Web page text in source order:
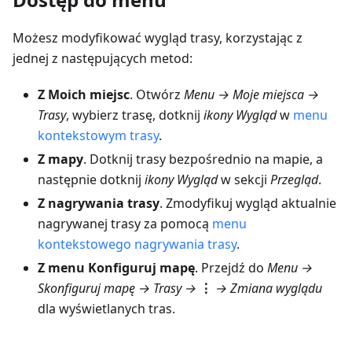
Możesz modyfikować wygląd trasy, korzystając z
jednej z następujących metod:
Z Moich miejsc. Otwórz Menu → Moje miejsca →
Trasy, wybierz trasę, dotknij ikony Wyglądw menu
kontekstowym trasy.
Z mapy. Dotknij trasy bezpośrednio na mapie, a
następnie dotknij ikony Wyglądw sekcji Przegląd.
Z nagrywania trasy. Zmodyfikuj wygląd aktualnie
nagrywanej trasy za pomocą menu
kontekstowego nagrywania trasy.
Z menu Konfiguruj mapę. Przejdź do Menu →
Skonfiguruj mapę → Trasy→ ⋮ → Zmiana wyglądu
dla wyświetlanych tras.